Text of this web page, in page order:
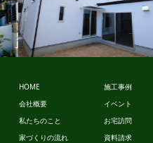
スタイル
HOME
会社概要
私たちのこと
家づくりの流れ
施工事例
イベント
お宅訪問
資料請求